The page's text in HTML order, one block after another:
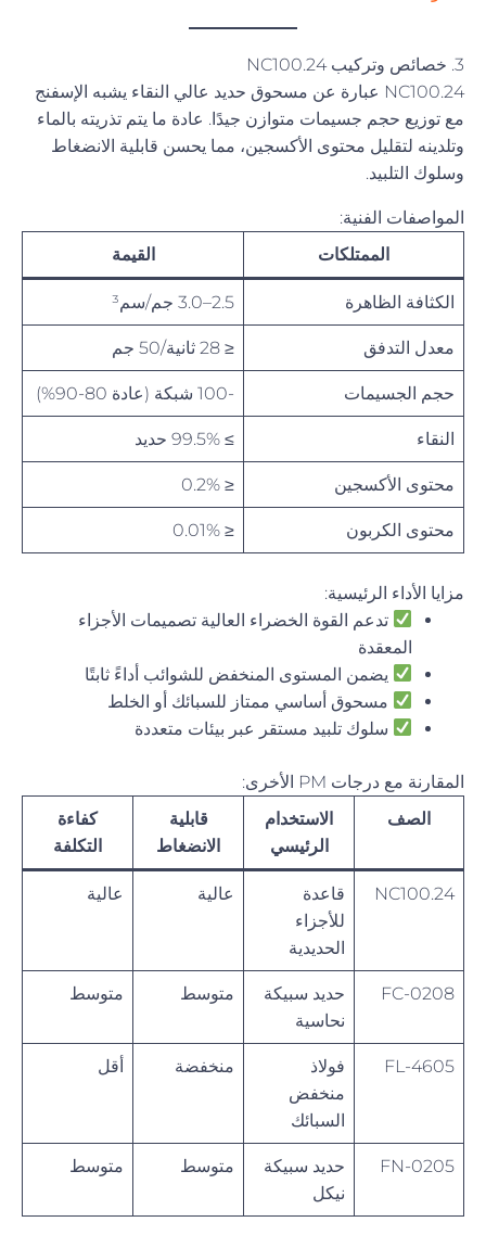
3. خصائص وتركيب NC100.24
NC100.24 عبارة عن مسحوق حديد عالي النقاء يشبه الإسفنج
مع توزيع حجم جسيمات متوازن جيدًا. عادة ما يتم تذريته بالماء
وتلدينه لتقليل محتوى الأكسجين، مما يحسن قابلية الانضغاط
وسلوك التلبيد.
المواصفات الفنية:
الممتلكات
القيمة
الكثافة الظاهرة 2.5–3.0 جم/سم³
معدل التدفق ≤ 28 ثانية/50 جم
حجم الجسيمات -100 شبكة (عادة 80-90%)
النقاء ≥ 99.5% حديد
محتوى الأكسجين ≤ 0.2%
محتوى الكربون ≤ 0.01%
مزايا الأداء الرئيسية:
تدعم القوة الخضراء العالية تصميمات الأجزاء
المعقدة
يضمن المستوى المنخفض للشوائب أداءً ثابتًا
مسحوق أساسي ممتاز للسبائك أو الخلط
سلوك تلبيد مستقر عبر بيئات متعددة
المقارنة مع درجات PM الأخرى:
الصف
الاستخدام
الرئيسي
قابلية
الانضغاط
كفاءة
التكلفة
NC100.24
قاعدة
للأجزاء
الحديدية
عالية عالية
FC-0208
حديد سبيكة
نحاسية
متوسط متوسط
FL-4605
فولاذ
منخفض
السبائك
منخفضة أقل
FN-0205
حديد سبيكة
نيكل
متوسط متوسط